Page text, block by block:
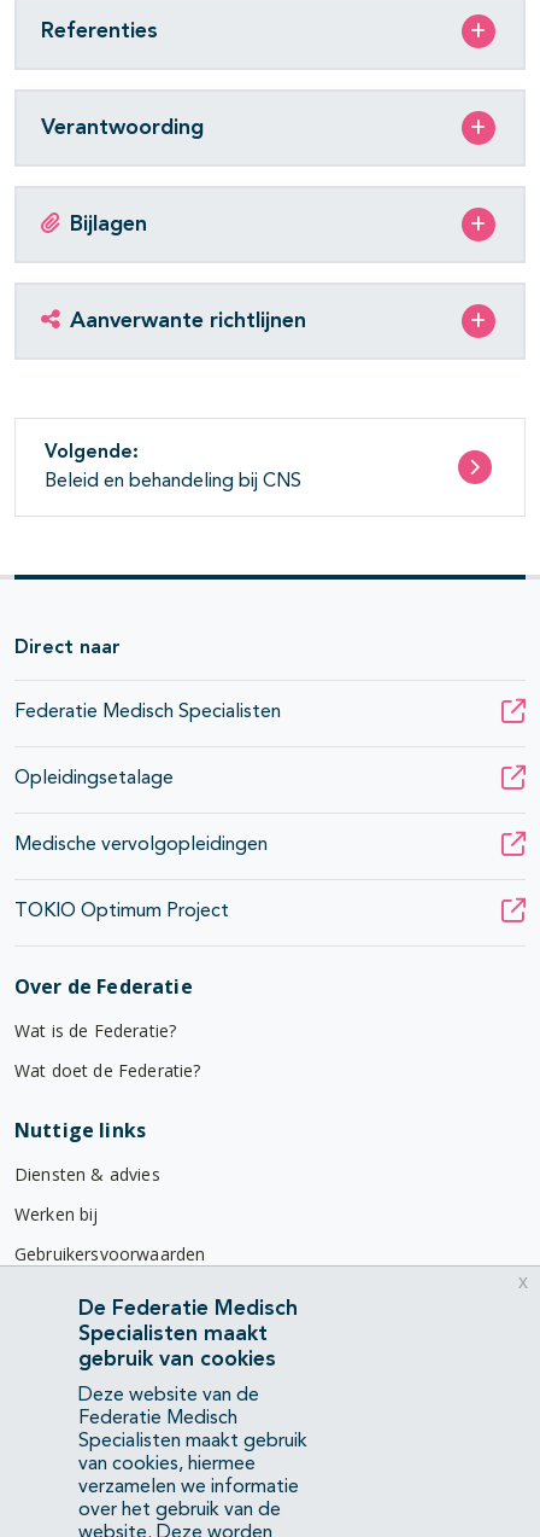
Referenties
Verantwoording
Bijlagen
Aanverwante richtlijnen
Volgende:
Beleid en behandeling bij CNS
Direct naar
Federatie Medisch Specialisten
Opleidingsetalage
Medische vervolgopleidingen
TOKIO Optimum Project
Over de Federatie
Wat is de Federatie?
Wat doet de Federatie?
Nuttige links
Diensten & advies
Werken bij
Gebruikersvoorwaarden
Privacyverklaring
Contact
Mercatorlaan 1200
3528 BL Utrecht
(088) 505 34 34
info@richtlijnendatabase.nl
De Federatie Medisch
Specialisten maakt
gebruik van cookies
Deze website van de
Federatie Medisch
Specialisten maakt gebruik
van cookies, hiermee
verzamelen we informatie
over het gebruik van de
x